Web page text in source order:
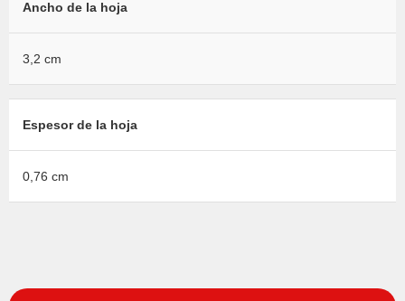
Ancho de la hoja
3,2 cm
Espesor de la hoja
0,76 cm